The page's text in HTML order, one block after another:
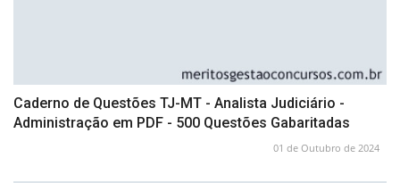
Caderno de Questões TJ-MT - Analista Judiciário -
Administração em PDF - 500 Questões Gabaritadas
01 de Outubro de 2024